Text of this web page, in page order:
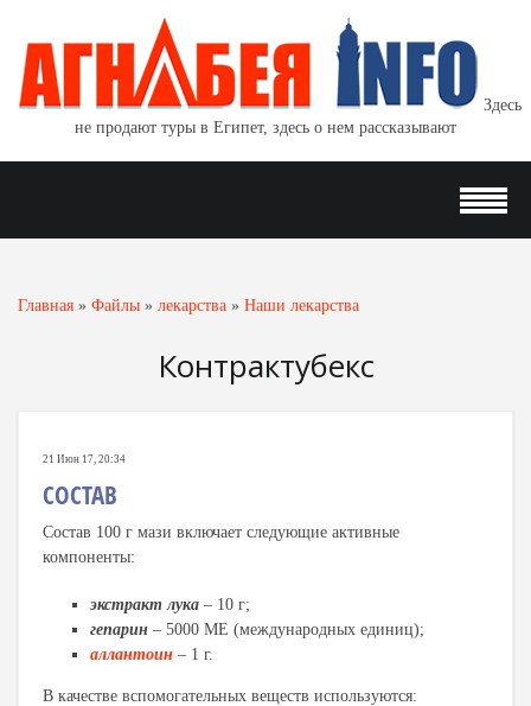
Здесь
не продают туры в Египет, здесь о нем рассказывают
Главная » Файлы » лекарства » Наши лекарства
Контрактубекс
21 Июн 17, 20:34
СОСТАВ
Состав 100 г мази включает следующие активные
компоненты:
экстракт лука – 10 г;
гепарин – 5000 МЕ (международных единиц);
аллантоин – 1 г.
В качестве вспомогательных веществ используются: